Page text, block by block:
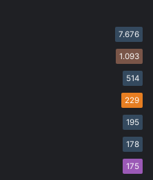
7.676
1.093
514
229
195
178
175